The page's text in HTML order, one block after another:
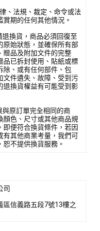
、法規、裁定、命令或法
賞期的任何其他情況。
換貨，商品必須回復至
原始狀態，並確保所有部
贈品及附加文件的完整
品已拆封使用、貼紙或標
除、或有任何部件、包
文件遺失、故障、受到污
退換貨權益有可能受到影
與原訂單完全相同的商
顏色、尺寸或其他商品規
即便符合換貨條件，若因
有其他商業考量，我們可
恕不提供換貨服務。
司
區信義路五段7號13樓之